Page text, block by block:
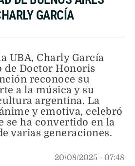
GARCÍA
UBA, Charly García
Doctor Honoris
reconoce su
a la música y su
argentina. La
y emotiva, celebró
se ha convertido en la
varias generaciones.
20/08/2025 - 07:48